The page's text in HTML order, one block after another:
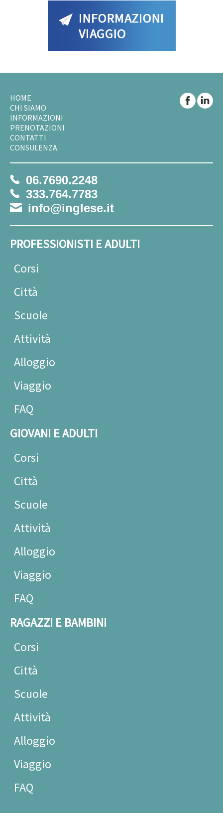
HOME
CHI SIAMO
INFORMAZIONI
PRENOTAZIONI
CONTATTI
CONSULENZA
06.7690.2248
333.764.7783
info@inglese.it
PROFESSIONISTI E ADULTI
Corsi
Città
Scuole
Attività
Alloggio
Viaggio
FAQ
GIOVANI E ADULTI
Corsi
Città
Scuole
Attività
Alloggio
Viaggio
FAQ
RAGAZZI E BAMBINI
Corsi
Città
Scuole
Attività
Alloggio
Viaggio
FAQ